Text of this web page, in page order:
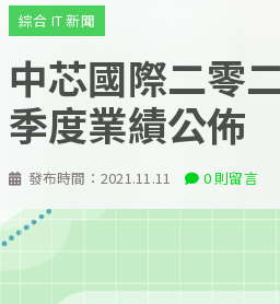
發布時間： 2021.11.11 0 則留言
綜合 IT 新聞
中芯國際二零
季度業績公佈